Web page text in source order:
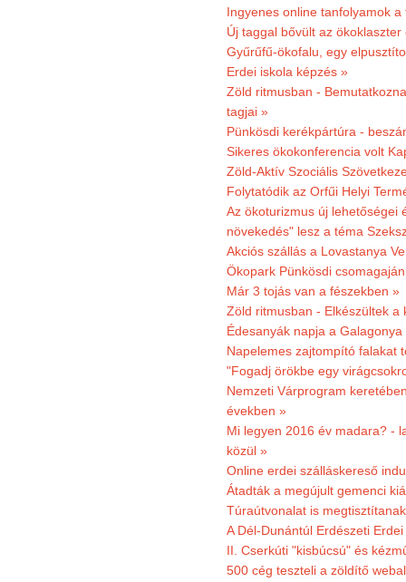
Ingyenes online tanfolyamok
Új taggal bővült az ökoklaszter
Gyűrűfű-ökofalu, egy
Erdei iskola képzés »
Zöld ritmusban -
tagjai »
Pünkösdi kerékpártúra -
Sikeres ökokonferencia volt
Zöld-Aktív Szociális
Folytatódik az Orfűi Helyi
Az ökoturizmus új lehetőségei
növekedés" lesz a téma
Akciós szállás a Lovastanya
Ökopark Pünkösdi
Már 3 tojás van a fészekben »
Zöld ritmusban - Elkészültek
Édesanyák napja a
Napelemes zajtompító falakat
"Fogadj örökbe egy
Nemzeti Várprogram
években »
Mi legyen 2016 év madara? -
közül »
Online erdei szálláskereső
Átadták a megújult gemenci
Túraútvonalat is
A Dél-Dunántúl Erdészeti
II. Cserkúti "kisbúcsú" és
500 cég teszteli a zöldítő